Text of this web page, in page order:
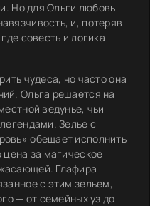
Но для Ольги любовь
и, потеряв
совесть и логика
чудеса, но часто она
Ольга решается на
ведунье, чьи
Зелье с
обещает исполнить
за магическое
Глафира
с этим зельем,
— от семейных уз до